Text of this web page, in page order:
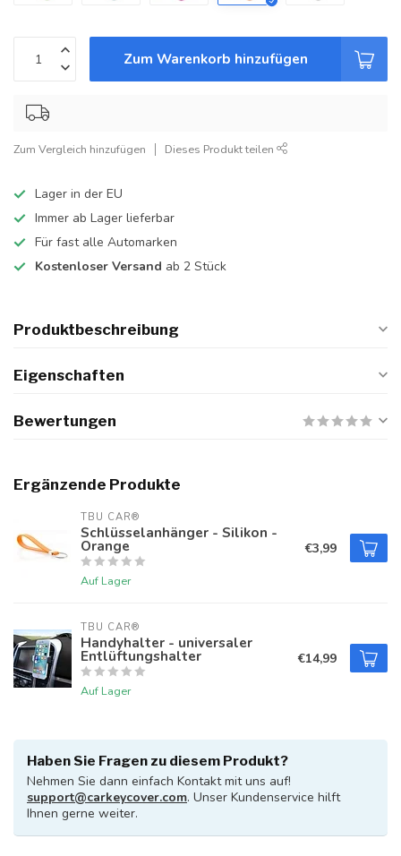
Zum Warenkorb hinzufügen
Zum Vergleich hinzufügen Dieses Produkt teilen
Lager in der EU
Immer ab Lager lieferbar
Für fast alle Automarken
Kostenloser Versand ab 2 Stück
Produktbeschreibung
Eigenschaften
Bewertungen
Ergänzende Produkte
TBU CAR®
Schlüsselanhänger - Silikon -
Orange
Auf Lager
€3,99
TBU CAR®
Handyhalter - universaler
Entlüftungshalter
Auf Lager
€14,99
Haben Sie Fragen zu diesem Produkt?
Nehmen Sie dann einfach Kontakt mit uns auf!
support@carkeycover.com. Unser Kundenservice hilft
Ihnen gerne weiter.